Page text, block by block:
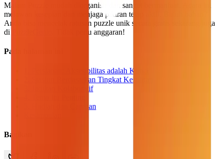
Malam Puzzle mudah diorganisir dan sangat bermanfaat. Acara ini
melawan kesepian dan menjaga pikiran tetap aktif. Butuh bahan?
Anda bisa mencetak ratusan puzzle unik secara gratis sekarang juga
di
. Tidak perlu anggaran!
Pada halaman ini
1. Persiapan: Aksesibilitas adalah Kunci
2. Stasiun Berdasarkan Tingkat Kesulitan
3. Jadikan Kolaboratif
5. Hadiah dan Camilan
Bagikan